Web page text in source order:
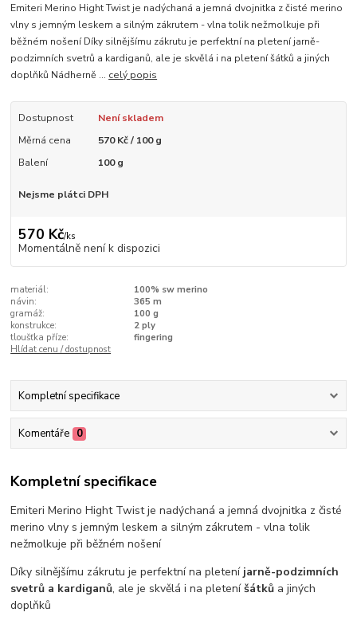
Emiteri Merino Hight Twist je nadýchaná a jemná dvojnitka z čisté merino
vlny s jemným leskem a silným zákrutem - vlna tolik nežmolkuje při
běžném nošení Díky silnějšímu zákrutu je perfektní na pletení jarně-
podzimních svetrů a kardiganů, ale je skvělá i na pletení šátků a jiných
doplňků Nádherně ... celý popis
Dostupnost
Není skladem
Měrná cena
570 Kč / 100 g
Balení
100 g
Nejsme plátci DPH
570 Kč/ks
Momentálně není k dispozici
materiál:
100% sw merino
návin:
365 m
gramáž:
100 g
konstrukce:
2 ply
tloušťka příze:
fingering
Hlídat cenu / dostupnost
Kompletní specifikace
Komentáře 0
Kompletní specifikace
Emiteri Merino Hight Twist je nadýchaná a jemná dvojnitka z čisté
merino vlny s jemným leskem a silným zákrutem - vlna tolik
nežmolkuje při běžném nošení
Díky silnějšímu zákrutu je perfektní na pletení jarně-podzimních
svetrů a kardiganů, ale je skvělá i na pleteníšátků a jiných
doplňků